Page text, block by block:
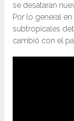
se desataran
Por lo general
subtropicales
cambió con el